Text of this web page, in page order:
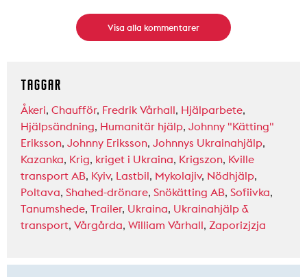
Visa alla kommentarer
TAGGAR
Åkeri, Chaufför, Fredrik Vårhall, Hjälparbete,
Hjälpsändning, Humanitär hjälp, Johnny "Kätting"
Eriksson, Johnny Eriksson, Johnnys Ukrainahjälp,
Kazanka, Krig, kriget i Ukraina, Krigszon, Kville
transport AB, Kyiv, Lastbil, Mykolajiv, Nödhjälp,
Poltava, Shahed-drönare, Snökätting AB, Sofiivka,
Tanumshede, Trailer, Ukraina, Ukrainahjälp &
transport, Vårgårda, William Vårhall, Zaporizjzja